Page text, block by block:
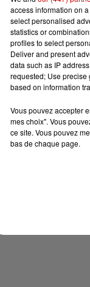
access information on
select personalised
statistics or
profiles to select
Deliver and present
data such as IP
requested; Use precise
based on information
Vous pouvez accepter
mes choix". Vous
ce site. Vous pouvez
bas de chaque page.